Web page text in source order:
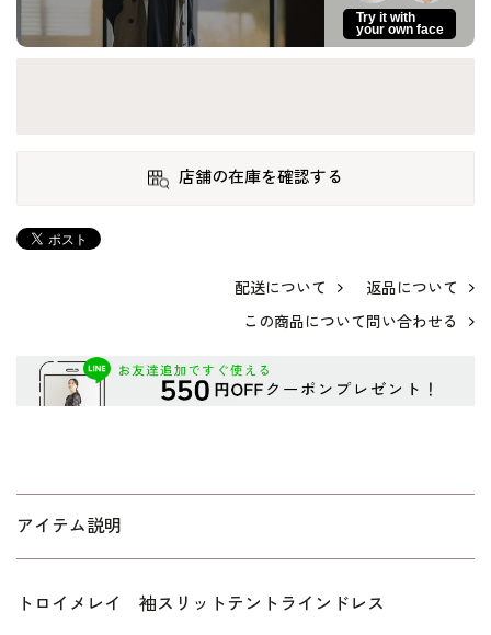
Try it with
your own face
店舗の在庫を確認する
配送について
返品について
この商品について問い合わせる
アイテム説明
トロイメレイ 袖スリットテントラインドレス